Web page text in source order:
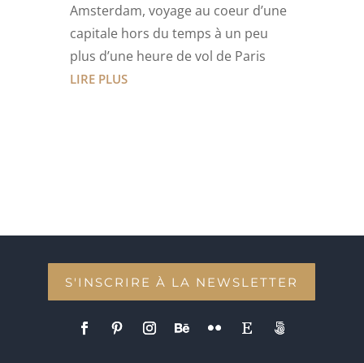
Amsterdam, voyage au coeur d’une
capitale hors du temps à un peu
plus d’une heure de vol de Paris
LIRE PLUS
S'INSCRIRE À LA NEWSLETTER